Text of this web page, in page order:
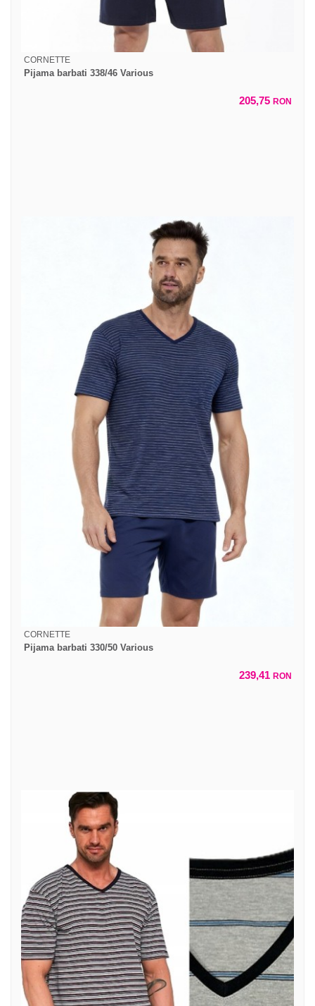
CORNETTE
Pijama barbati 338/46 Various
205,75 RON
CORNETTE
Pijama barbati 330/50 Various
239,41 RON